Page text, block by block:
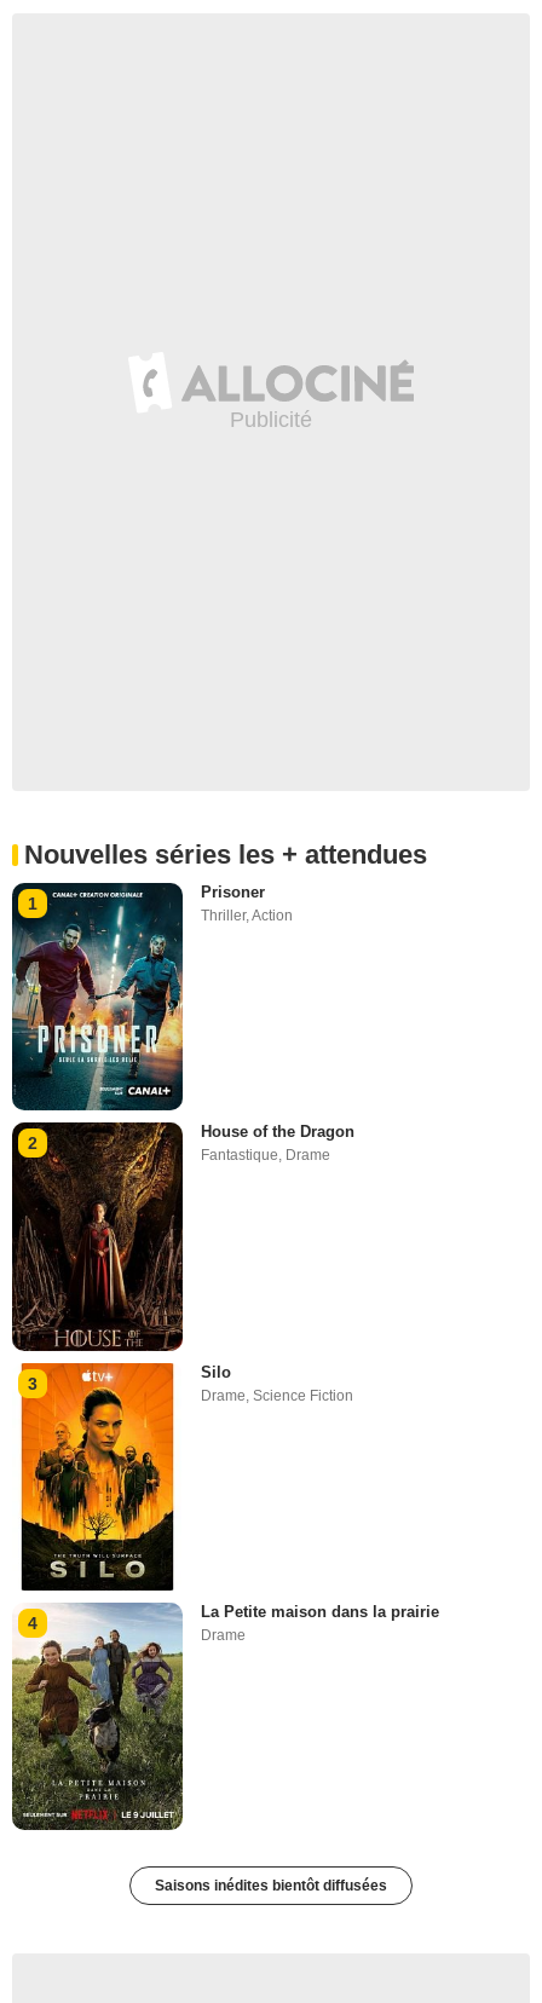
Nouvelles séries les + attendues
1
Prisoner
Thriller,Action
2
House of the Dragon
Fantastique, Drame
3
Silo
Drame ,Science Fiction
4
La Petite maison dans la prairie
Drame
Saisons inédites bientôt diffusées